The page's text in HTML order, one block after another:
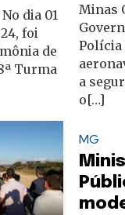
dia 01
foi
de
Turma
Minas
a
o[…]
MG